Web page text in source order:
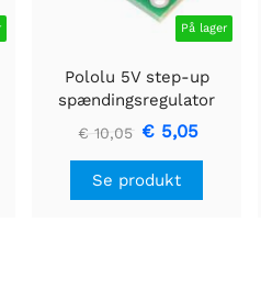
På lager
Pololu 5V step-up
spændingsregulator
U3V16F5
€ 10,05 € 5,05
Se produkt